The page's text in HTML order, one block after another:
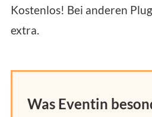
Kostenlos! Bei anderen
extra.
Was Eventin